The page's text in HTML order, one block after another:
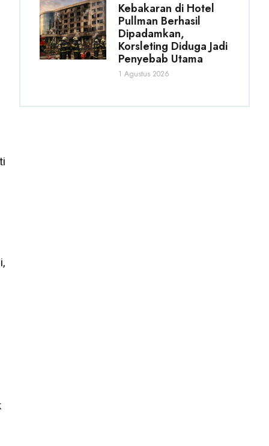
Kebakaran di Hotel
Pullman Berhasil
Dipadamkan,
Korsleting Diduga Jadi
Penyebab Utama
1 Agustus 2026